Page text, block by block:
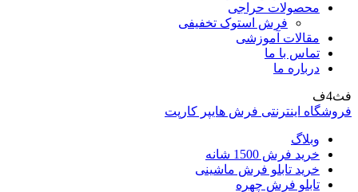
محصولات حراجی
فرش استوک تخفیفی
مقالات آموزشی
تماس با ما
درباره ما
فث4ف
فروشگاه اینترنتی فرش هایپر کارپت
وبلاگ
خرید فرش 1500 شانه
خرید تابلو فرش ماشینی
تابلو فرش چهره